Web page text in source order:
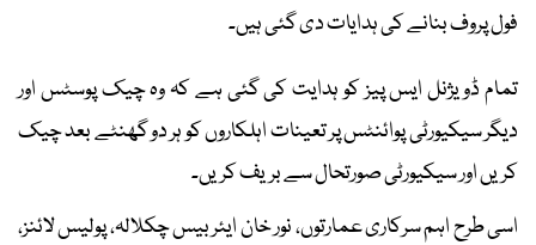
فول پروف بنانے کی ہدایات دی گئی ہیں۔
تمام ڈویژنل ایس پیز کو ہدایت کی گئی ہے کہ وہ چیک پوسٹس اور
دیگر سیکیورٹی پوائنٹس پر تعینات اہلکاروں کو ہر دو گھنٹے بعد چیک
کریں اور سیکیورٹی صورتحال سے بریف کریں۔
اسی طرح اہم سرکاری عمارتوں، نور خان ایئر بیس چکلالہ، پولیس لائنز،